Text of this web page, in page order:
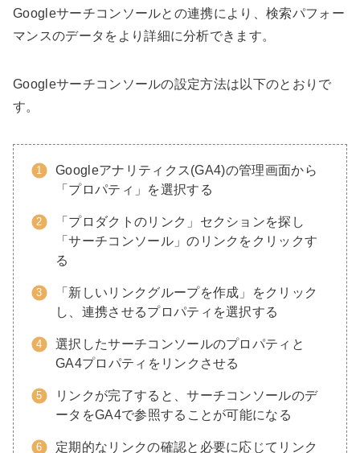
Googleサーチコンソールとの連携により、検索パフォー
マンスのデータをより詳細に分析できます。
Googleサーチコンソールの設定方法は以下のとおりで
す。
Googleアナリティクス(GA4)の管理画面から
「プロパティ」を選択する
「プロダクトのリンク」セクションを探し
「サーチコンソール」のリンクをクリックす
る
「新しいリンクグループを作成」をクリック
し、連携させるプロパティを選択する
選択したサーチコンソールのプロパティと
GA4プロパティをリンクさせる
リンクが完了すると、サーチコンソールのデ
ータをGA4で参照することが可能になる
定期的なリンクの確認と必要に応じてリンク